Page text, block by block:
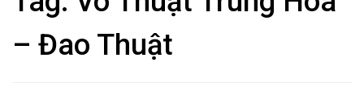
– Đao Thuật